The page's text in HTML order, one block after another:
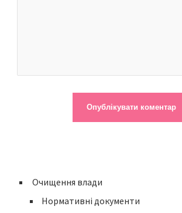
Очищення влади
Нормативні документи